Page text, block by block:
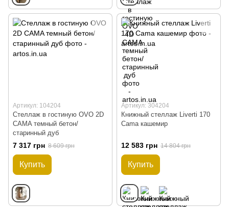
Артикул: 104204
Стеллаж в гостиную OVO 2D
CAMA темный бетон/
старинный дуб
7 317 грн 8 609 грн
Купить
Артикул: 304204
Книжный стеллаж Liverti 170
Cama кашемир
12 583 грн 14 804 грн
Купить